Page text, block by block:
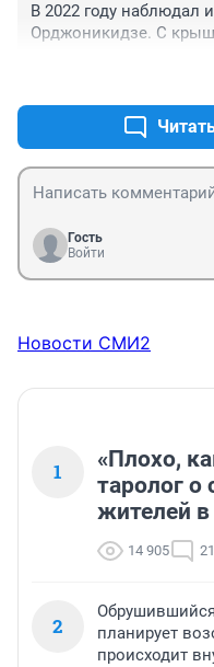
В 2022 году наблюдал
Орджоникидзе. С
Гость
Войти
Новости СМИ2
1
«Плохо,
таролог о
жителей в
14 905 21
2
планирует
происходит